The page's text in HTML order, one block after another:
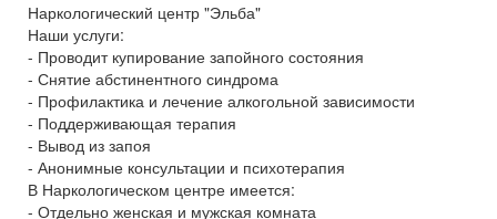
Наркологический центр "Эльба"
Наши услуги:
- Проводит купирование запойного состояния
- Снятие абстинентного синдрома
- Профилактика и лечение алкогольной зависимости
- Поддерживающая терапия
- Вывод из запоя
- Анонимные консультации и психотерапия
В Наркологическом центре имеется:
- Отдельно женская и мужская комната